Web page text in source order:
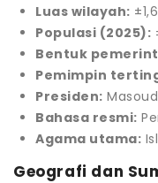
Luas wilayah:
Populasi (2025):
Bentuk
Pemimpin
Presiden:
Bahasa resmi:
Agama utama:
Geografi dan